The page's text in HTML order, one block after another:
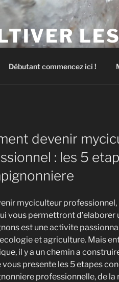
Débutant commencez ici !
devenir
: les 5
myciculteur
vous permettront d’elaborer
est une activite
et agriculture. Mais
il y a un chemin a
vous presente les 5 etapes
professionnelle, de la
ebook sur la création de